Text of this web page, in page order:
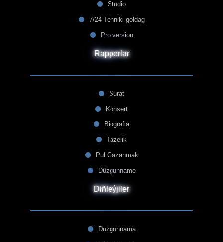
Studio
7/24 Tehniki goldag
Pro version
Rapperlar
Surat
Konsert
Biografia
Tazelik
Pul Gazanmak
Düzgunname
Diñleýjiler
Düzgünnama